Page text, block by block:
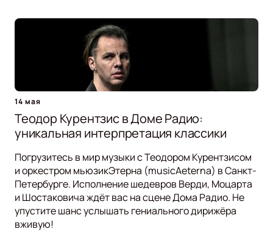
14 мая
Теодор Курентзис в Доме Радио:
уникальная интерпретация классики
Погрузитесь в мир музыки с Теодором Курентзисом
и оркестром мьюзикЭтерна (musicAeterna) в Санкт-
Петербурге. Исполнение шедевров Верди, Моцарта
и Шостаковича ждёт вас на сцене Дома Радио. Не
упустите шанс услышать гениального дирижёра
вживую!